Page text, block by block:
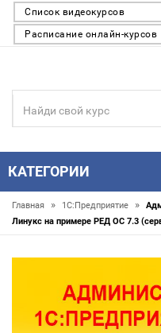
Список видеокурсов
Расписание онлайн-курсов
КАТЕГОРИИ
Главная » 1С:Предприятие »
Линукс на примере РЕД ОС 7.3